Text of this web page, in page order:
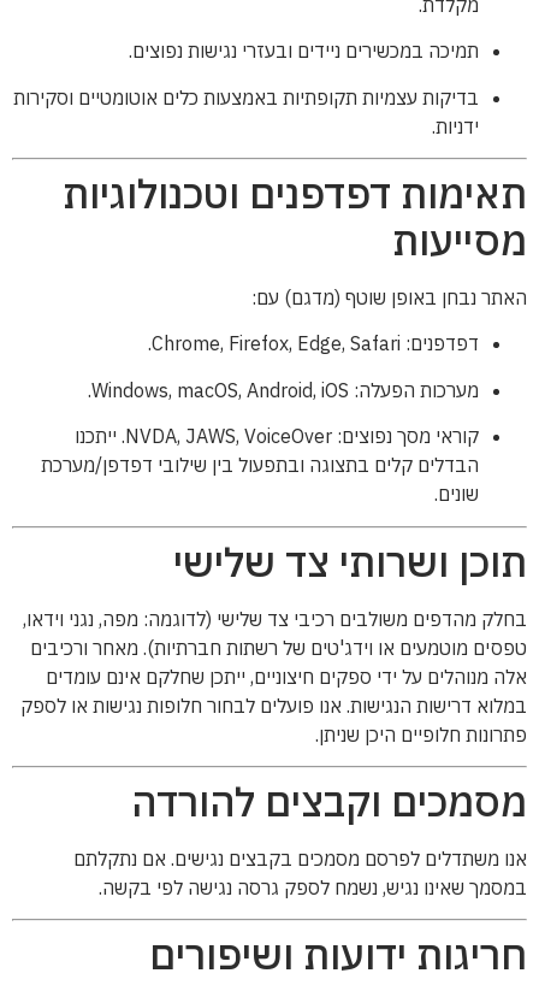
תמיכה במכשירים ניידים ובעזרי נגישות נפוצים.
בדיקות עצמיות תקופתיות באמצעות כלים אוטומטיים וסקירות
ידניות.
תאימות דפדפנים וטכנולוגיות
מסייעות
האתר נבחן באופן שוטף (מדגם) עם:
דפדפנים: Chrome, Firefox, Edge, Safari.
מערכות הפעלה: Windows, macOS, Android, iOS.
קוראי מסך נפוצים: NVDA, JAWS, VoiceOver. ייתכנו
הבדלים קלים בתצוגה ובתפעול בין שילובי דפדפן/מערכת
שונים.
תוכן ושרותי צד שלישי
בחלק מהדפים משולבים רכיבי צד שלישי (לדוגמה: מפה, נגני וידאו,
טפסים מוטמעים או וידג'טים של רשתות חברתיות). מאחר ורכיבים
אלה מנוהלים על ידי ספקים חיצוניים, ייתכן שחלקם אינם עומדים
במלוא דרישות הנגישות. אנו פועלים לבחור חלופות נגישות או לספק
פתרונות חלופיים היכן שניתן.
מסמכים וקבצים להורדה
אנו משתדלים לפרסם מסמכים בקבצים נגישים. אם נתקלתם
במסמך שאינו נגיש, נשמח לספק גרסה נגישה לפי בקשה.
חריגות ידועות ושיפורים